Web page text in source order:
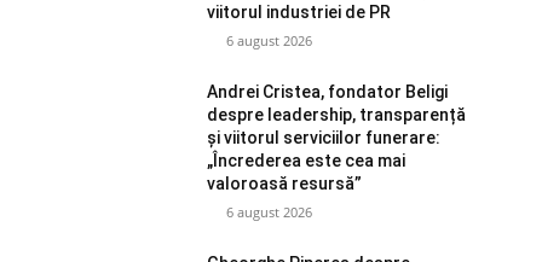
viitorul industriei de PR
6 august 2026
Andrei Cristea, fondator Beligi
despre leadership, transparență
și viitorul serviciilor funerare:
„Încrederea este cea mai
valoroasă resursă”
6 august 2026